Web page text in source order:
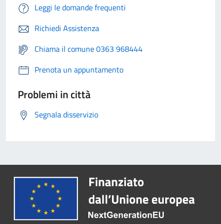
Leggi le domande frequenti
Richiedi Assistenza
Chiama il comune 0363 968444
Prenota un appuntamento
Problemi in città
Segnala disservizio